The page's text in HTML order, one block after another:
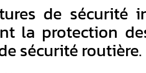
de sécurité
la protection
sécurité routière.